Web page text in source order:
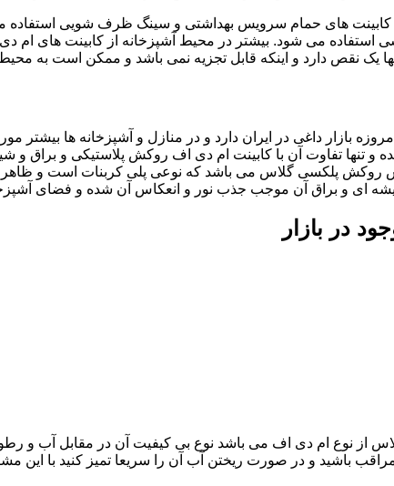
کابینت های حمام سرویس بهداشتی و سینگ ظرف شویی
سی استفاده می شود. بیشتر در محیط آشپزخانه از کابینت های
یک نقص دارد و اینکه قابل تجزیه نمی باشد و ممکن است به
بازار داغی در ایران دارد و در منازل و آشپزخانه ها
تنها تفاوت آن با کابینت ام دی اف روکش پلاستیکی و
روکش پلکسی گلاس می باشد که نوعی پلی کربنات است و ظاهر
ای و براق آن موجب جذب نور و انعکاس آن شده و فضای
در بازار
از نوع ام دی اف می باشد نوع بی کیفیت آن در مقابل آب و
باشید و در صورت ریختن آب آن را سریعا تمیز کنید با این